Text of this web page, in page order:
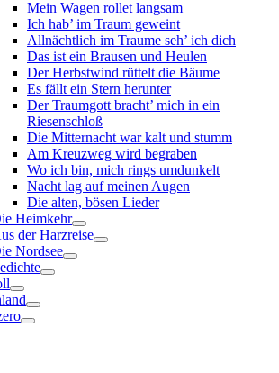
Mein Wagen rollet langsam
Ich hab’ im Traum geweint
Allnächtlich im Traume seh’ ich dich
Das ist ein Brausen und Heulen
Der Herbstwind rüttelt die Bäume
Es fällt ein Stern herunter
Der Traumgott bracht’ mich in ein
Riesenschloß
Die Mitternacht war kalt und stumm
Am Kreuzweg wird begraben
Wo ich bin, mich rings umdunkelt
Nacht lag auf meinen Augen
Die alten, bösen Lieder
Heimkehr
der Harzreise
Nordsee